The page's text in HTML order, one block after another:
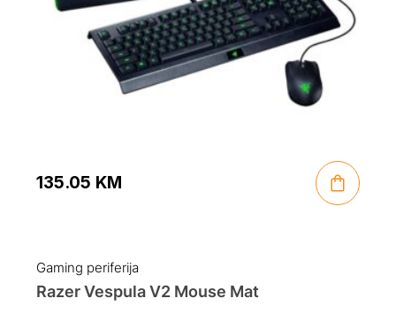
135.05 KM
Gaming periferija
Razer Vespula V2 Mouse Mat